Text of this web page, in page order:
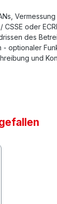
CSSE oder
des
optionaler
und